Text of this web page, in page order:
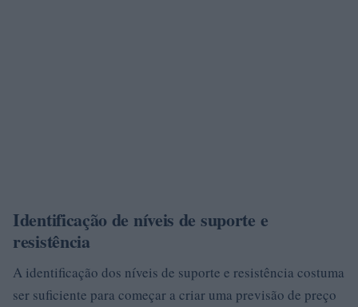
Identificação de níveis de suporte e
resistência
A identificação dos níveis de suporte e resistência costuma
ser suficiente para começar a criar uma previsão de preço